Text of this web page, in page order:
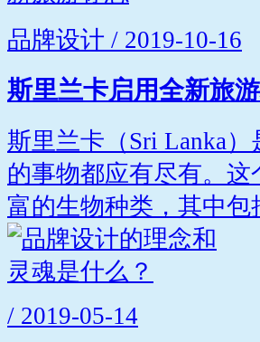
品牌设计 / 2019-10-16
斯里兰卡启用全新旅
斯里兰卡（Sri Lanka
的事物都应有尽有。
富的生物种类，其中包
/ 2019-05-14